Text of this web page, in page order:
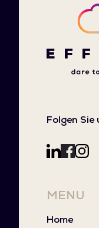
Folgen Sie
MENU
Home